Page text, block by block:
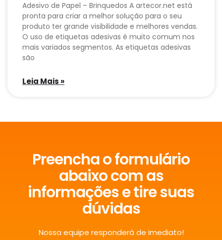
Adesivo de Papel – Brinquedos A artecor.net está
pronta para criar a melhor solução para o seu
produto ter grande visibilidade e melhores vendas.
O uso de etiquetas adesivas é muito comum nos
mais variados segmentos. As etiquetas adesivas
são
Leia Mais »
Preencha o formulário
abaixo com as
informações e tire suas
dúvidas
Nossa equipe responderá de imediato!